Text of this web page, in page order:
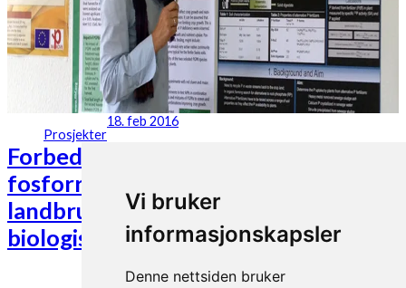
Vi bruker
informasjonskapsler
Denne nettsiden bruker
Prosjekter
18. feb 2016
Forbedret effektivitet av
fosforressursene i økologisk
landbruk gjennom resirkulering og
biologisk mobilisering (IMPROVE-P)